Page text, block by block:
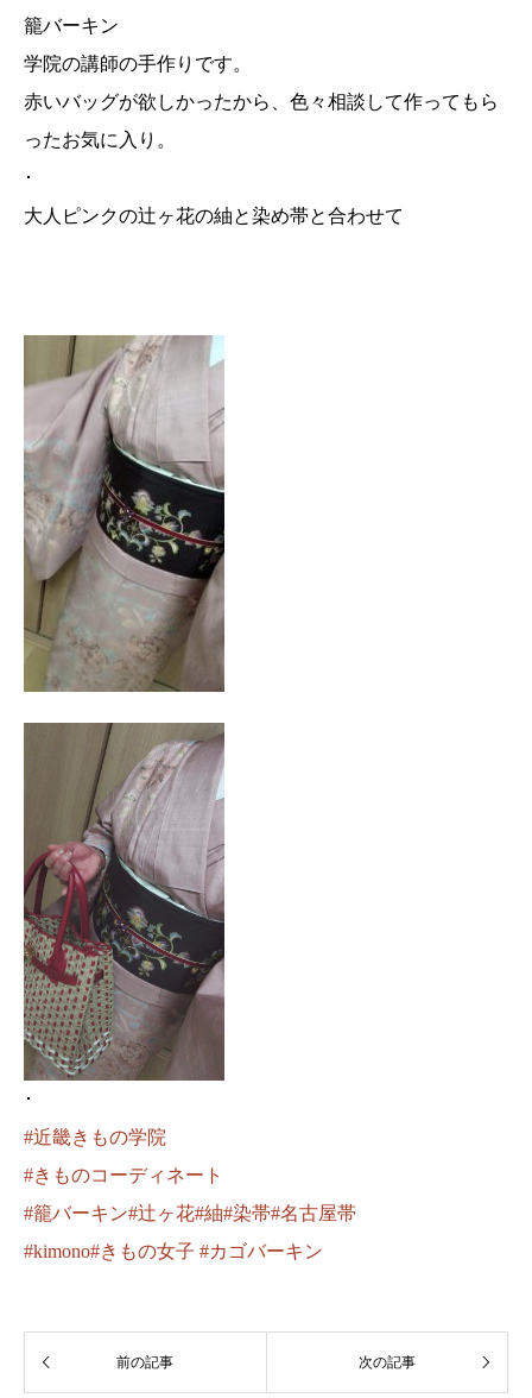
籠バーキン
学院の講師の手作りです。
赤いバッグが欲しかったから、色々相談して作ってもら
ったお気に入り。
･
大人ピンクの辻ヶ花の紬と染め帯と合わせて
･
#近畿きもの学院
#きものコーディネート
#籠バーキン#辻ヶ花#紬#染帯#名古屋帯
#kimono#きもの女子 #カゴバーキン